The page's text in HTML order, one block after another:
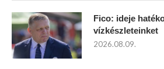
Fico: ideje
vízkészleteinket
2026.08.09.